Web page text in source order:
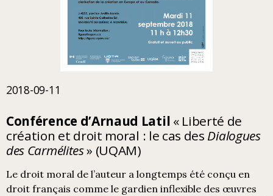
2018-09-11
Conférence d’Arnaud Latil « Liberté de
création et droit moral : le cas des Dialogues
des Carmélites» (UQAM)
Le droit moral de l’auteur a longtemps été conçu en
droit français comme le gardien inflexible des œuvres